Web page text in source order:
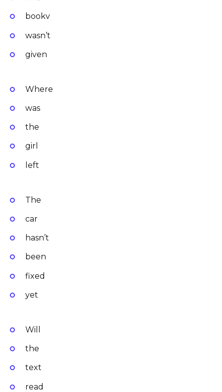
bookv
wasn’t
given
Where
was
the
girl
left
The
car
hasn’t
been
fixed
yet
Will
the
text
read